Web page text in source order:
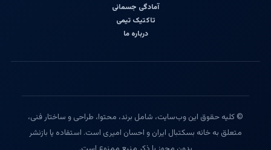
آمادگی جسمانی
تاکتیک تیمی
درباره ما
© کلیه حقوق این وب‌سایت، شامل برند، محتوا، طراحی و ساختار فنی،
متعلق به خانه بسکتبال ایران و احسان امیری است. استفاده یا بازنشر